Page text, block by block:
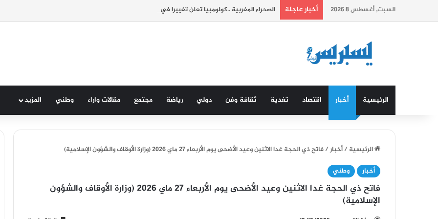
السبت, أغسطس 8 2026 أخبار عاجلة الصحراء المغربية ..كولومبيا تعلن تغييرا في موقفها وتعترف بسيادة المغرب على صحرائه
الرئيسية أخبار اقتصاد تغدية ثقافة وفن دولي رياضة مجتمع مقالات واراء وطني المزيد
الرئيسية/أخبار/فاتح ذي الحجة غدا الاثنين وعيد الأضحى يوم الأربعاء 27 ماي 2026 (وزارة الأوقاف والشؤون الإسلامية)
أخبار
وطني
فاتح ذي الحجة غدا الاثنين وعيد الأضحى يوم الأربعاء 27 ماي 2026 (وزارة الأوقاف والشؤون
الإسلامية)